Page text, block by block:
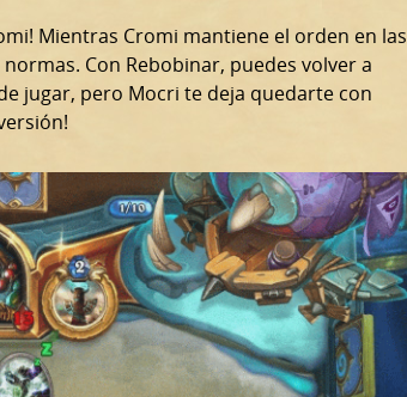
Mientras Cromi mantiene el orden en las
Con Rebobinar, puedes volver a
jugar, pero Mocri te deja quedarte con